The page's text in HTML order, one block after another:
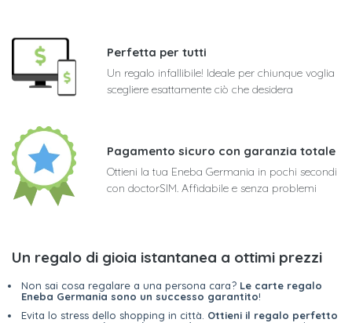
Perfetta per tutti
Un regalo infallibile! Ideale per chiunque voglia
scegliere esattamente ciò che desidera
Pagamento sicuro con garanzia totale
Ottieni la tua Eneba Germania in pochi secondi
con doctorSIM. Affidabile e senza problemi
Un regalo di gioia istantanea a ottimi prezzi
Non sai cosa regalare a una persona cara? Le carte regalo
Eneba Germania sono un successo garantito!
Evita lo stress dello shopping in città. Ottieni il regalo perfetto